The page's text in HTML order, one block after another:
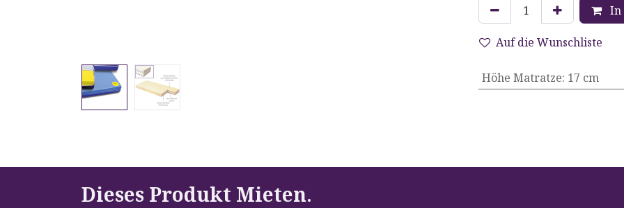
In
Auf die Wunschliste
Höhe Matratze: 17 cm
Dieses Produkt Mieten.